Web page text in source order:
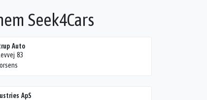
Seek4Cars
Auto
83
ApS